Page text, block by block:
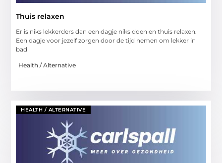
Thuis relaxen
Er is niks lekkerders dan een dagje niks doen en thuis relaxen.
Een dagje voor jezelf zorgen door de tijd nemen om lekker in
bad
Health / Alternative
HEALTH / ALTERNATIVE